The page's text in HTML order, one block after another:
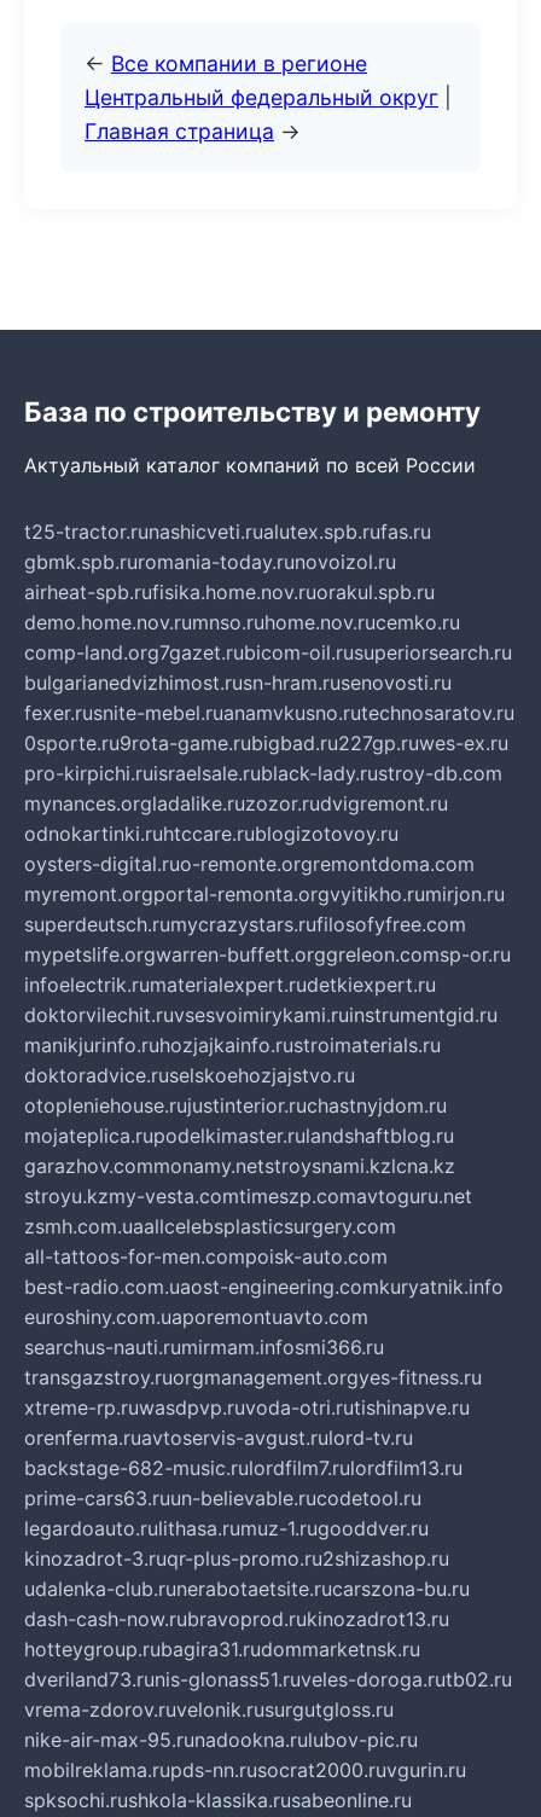
← Все компании в регионе
Центральный федеральный округ
Главная страница →
База по строительству и ремонту
Актуальный каталог компаний по всей России
t25-tractor.runashicveti.rualutex.spb.rufas.ru
gbmk.spb.ruromania-today.runovoizol.ru
airheat-spb.rufisika.home.nov.ruorakul.spb.ru
demo.home.nov.rumnso.ruhome.nov.rucemko.ru
comp-land.org7gazet.rubicom-oil.rusuperiorsearch.ru
bulgarianedvizhimost.rusn-hram.rusenovosti.ru
fexer.rusnite-mebel.ruanamvkusno.rutechnosaratov.ru
0sporte.ru9rota-game.rubigbad.ru227gp.ruwes-ex.ru
pro-kirpichi.ruisraelsale.rublack-lady.rustroy-db.com
mynances.orgladalike.ruzozor.rudvigremont.ru
odnokartinki.ruhtccare.rublogizotovoy.ru
oysters-digital.ruo-remonte.orgremontdoma.com
myremont.orgportal-remonta.orgvyitikho.rumirjon.ru
superdeutsch.rumycrazystars.rufilosofyfree.com
mypetslife.orgwarren-buffett.orggreleon.comsp-or.ru
infoelectrik.rumaterialexpert.rudetkiexpert.ru
doktorvilechit.ruvsesvoimirykami.ruinstrumentgid.ru
manikjurinfo.ruhozjajkainfo.rustroimaterials.ru
doktoradvice.ruselskoehozjajstvo.ru
otopleniehouse.rujustinterior.ruchastnyjdom.ru
mojateplica.rupodelkimaster.rulandshaftblog.ru
garazhov.commonamy.netstroysnami.kzlcna.kz
stroyu.kzmy-vesta.comtimeszp.comavtoguru.net
zsmh.com.uaallcelebsplasticsurgery.com
all-tattoos-for-men.compoisk-auto.com
best-radio.com.uaost-engineering.comkuryatnik.info
euroshiny.com.uaporemontuavto.com
searchus-nauti.rumirmam.infosmi366.ru
transgazstroy.ruorgmanagement.orgyes-fitness.ru
xtreme-rp.ruwasdpvp.ruvoda-otri.rutishinapve.ru
orenferma.ruavtoservis-avgust.rulord-tv.ru
backstage-682-music.rulordfilm7.rulordfilm13.ru
prime-cars63.ruun-believable.rucodetool.ru
legardoauto.rulithasa.rumuz-1.rugooddver.ru
kinozadrot-3.ruqr-plus-promo.ru2shizashop.ru
udalenka-club.runerabotaetsite.rucarszona-bu.ru
dash-cash-now.rubravoprod.rukinozadrot13.ru
hotteygroup.rubagira31.rudommarketnsk.ru
dveriland73.runis-glonass51.ruveles-doroga.rutb02.ru
vrema-zdorov.ruvelonik.rusurgutgloss.ru
nike-air-max-95.runadookna.rulubov-pic.ru
mobilreklama.rupds-nn.rusocrat2000.ruvgurin.ru
spksochi.rushkola-klassika.rusabeonline.ru